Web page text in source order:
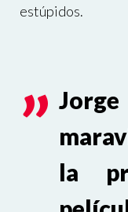
estúpidos.
la